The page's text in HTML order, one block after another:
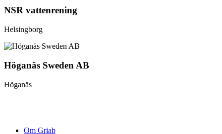
NSR vattenrening
Helsingborg
Höganäs Sweden AB
Höganäs
Om Griab